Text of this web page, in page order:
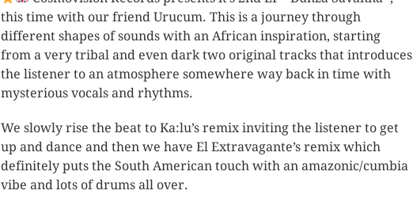
this time with our friend Urucum. This is a journey through
different shapes of sounds with an African inspiration, starting
from a very tribal and even dark two original tracks that introduces
the listener to an atmosphere somewhere way back in time with
mysterious vocals and rhythms.
We slowly rise the beat to Ka:lu’s remix inviting the listener to get
up and dance and then we have El Extravagante’s remix which
definitely puts the South American touch with an amazonic/cumbia
vibe and lots of drums all over.